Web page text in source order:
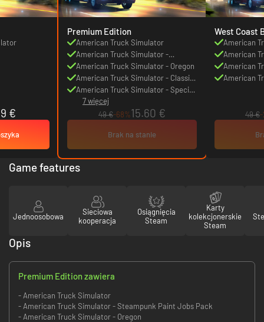
€
Premium Edition
American Truck Simulator
American Truck Simulator -
Steampunk Paint Jobs Pack
American Truck Simulator - Oregon
American Truck Simulator - Classic
Stripes Paint Jobs Pack
American Truck Simulator - Special
Transport
7 więcej
49 €-68%15.60 €
Brak na stanie
West Coast
American
American
American
Washington
American
49 €-
Game features
Jednoosobowa
Sieciowa
kooperacja
Osiągnięcia
Steam
Karty
kolekcjonerskie
Steam
Opis
Premium Edition zawiera
- American Truck Simulator
- American Truck Simulator - Steampunk Paint Jobs Pack
- American Truck Simulator - Oregon